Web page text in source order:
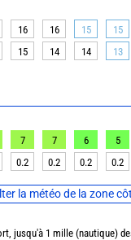
la météo de la zone
16 16 15 15
15 14 14 13
7 7 6 5
0.2 0.2 0.2 0.2
jusqu'à 1 mille (nautique)